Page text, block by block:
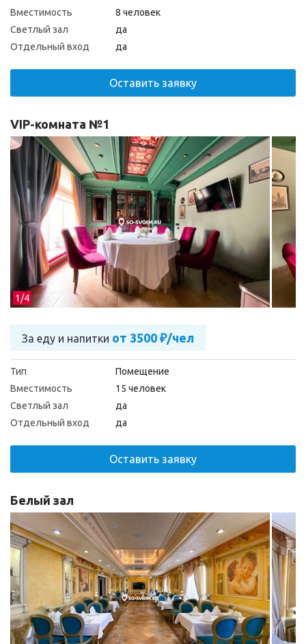
Вместимость
8 человек
Светлый зал
да
Отдельный вход
да
Оставить заявку
1/4
VIP-комната №1
За еду и напитки от 3500 ₽/чел
Тип
Помещение
Вместимость
15 человек
Светлый зал
да
Отдельный вход
да
Оставить заявку
Белый зал